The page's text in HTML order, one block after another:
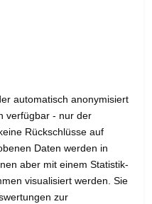
automatisch anonymisiert
verfügbar - nur der
Rückschlüsse auf
Daten werden in
aber mit einem Statistik-
visualisiert werden. Sie
zur